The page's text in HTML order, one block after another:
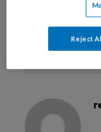
Reageer op
Reject